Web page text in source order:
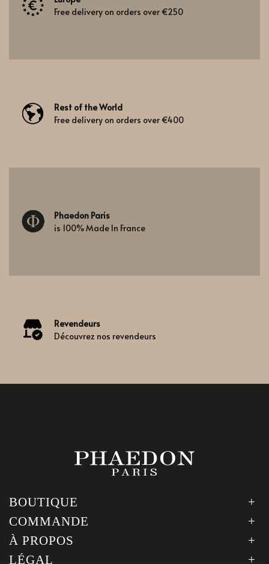
Free delivery on orders over €250
Rest of the World
Free delivery on orders over €400
Phaedon Paris
is 100% Made In France
Revendeurs
Découvrez nos revendeurs
BOUTIQUE
COMMANDE
À PROPOS
LÉGAL